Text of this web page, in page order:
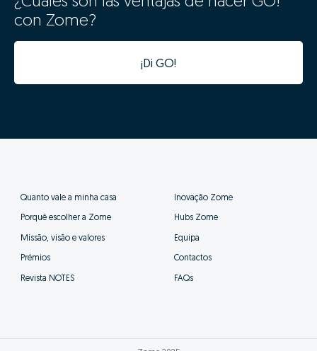
con Zome?
¡Di GO!
Quanto vale a minha casa
Porquê escolher a Zome
Missão, visão e valores
Prémios
Revista NOTES
Inovação Zome
Hubs Zome
Equipa
Contactos
FAQs